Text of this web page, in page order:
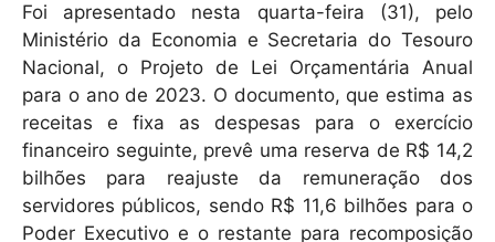
p
p
o
o
k
Foi apresentado nesta quarta-feira (31), pelo
Ministério da Economia e Secretaria do Tesouro
Nacional, o Projeto de Lei Orçamentária Anual
para o ano de 2023. O documento, que estima as
receitas e fixa as despesas para o exercício
financeiro seguinte, prevê uma reserva de R$ 14,2
bilhões para reajuste da remuneração dos
servidores públicos, sendo R$ 11,6 bilhões para o
Poder Executivo e o restante para recomposição